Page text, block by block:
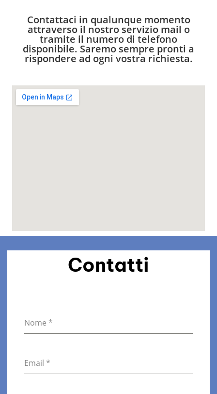
Contattaci in qualunque momento
attraverso il nostro servizio mail o
tramite il numero di telefono
disponibile. Saremo sempre pronti a
rispondere ad ogni vostra richiesta.
Contatti
Nome *
Email *